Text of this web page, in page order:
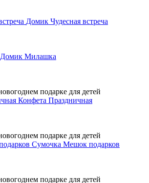
Домик Чудесная встреча
Домик Милашка
Конфета Праздничная
Сумочка Мешок подарков